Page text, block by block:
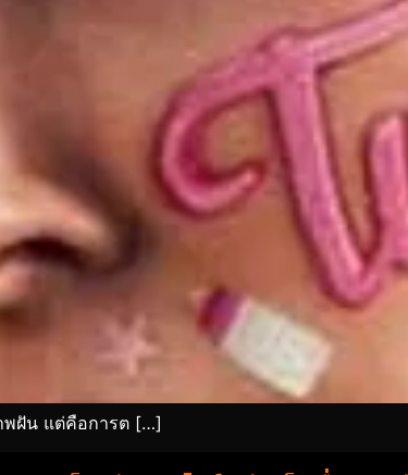
พฝัน แต่คือการต […]